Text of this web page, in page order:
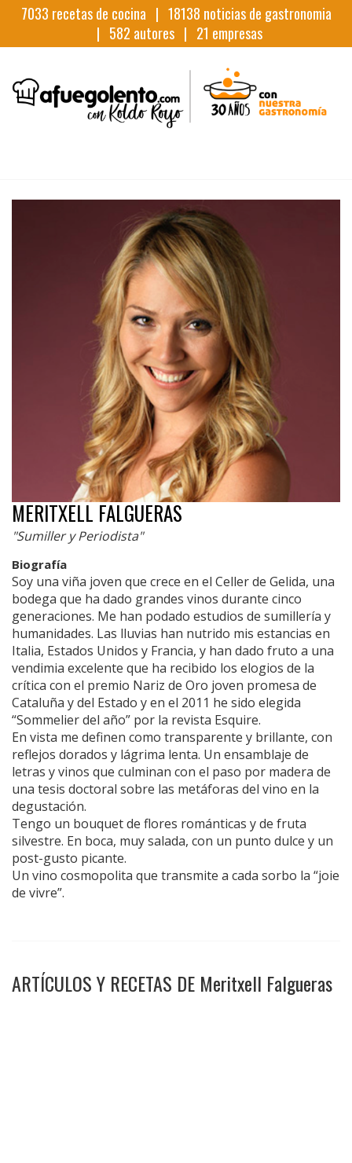
7033 recetas de cocina | 18138 noticias de gastronomia
| 582 autores | 21 empresas
MERITXELL FALGUERAS
"Sumiller y Periodista"
Biografía
Soy una viña joven que crece en el Celler de Gelida, una
bodega que ha dado grandes vinos durante cinco
generaciones. Me han podado estudios de sumillería y
humanidades. Las lluvias han nutrido mis estancias en
Italia, Estados Unidos y Francia, y han dado fruto a una
vendimia excelente que ha recibido los elogios de la
crítica con el premio Nariz de Oro joven promesa de
Cataluña y del Estado y en el 2011 he sido elegida
“Sommelier del año” por la revista Esquire.
En vista me definen como transparente y brillante, con
reflejos dorados y lágrima lenta. Un ensamblaje de
letras y vinos que culminan con el paso por madera de
una tesis doctoral sobre las metáforas del vino en la
degustación.
Tengo un bouquet de flores románticas y de fruta
silvestre. En boca, muy salada, con un punto dulce y un
post-gusto picante.
Un vino cosmopolita que transmite a cada sorbo la “joie
de vivre”.
ARTÍCULOS Y RECETAS DE Meritxell Falgueras